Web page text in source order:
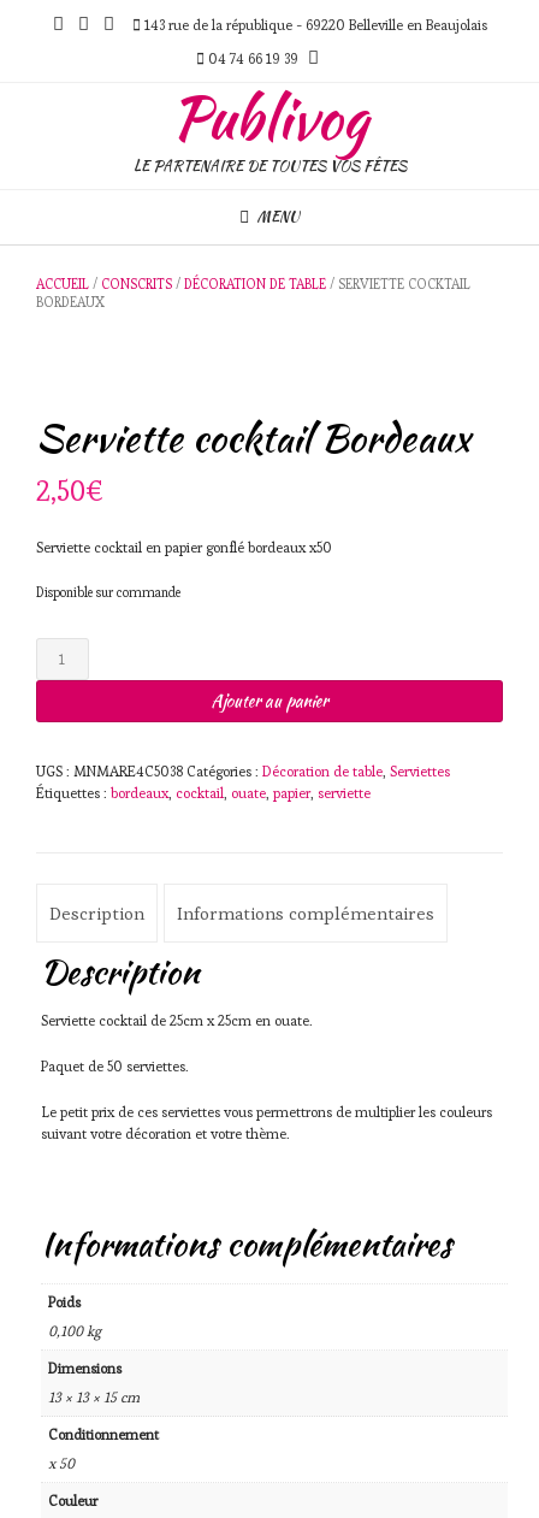
143 rue de la république - 69220 Belleville en Beaujolais
04 74 66 19 39
Publivog
LE PARTENAIRE DE TOUTES VOS FÊTES
MENU
ACCUEIL / CONSCRITS / DÉCORATION DE TABLE / SERVIETTE COCKTAIL
BORDEAUX
Serviette cocktail Bordeaux
2,50€
Serviette cocktail en papier gonflé bordeaux x50
Disponible sur commande
Ajouter au panier
UGS : MNMARE4C5038 Catégories : Décoration de table, Serviettes
Étiquettes : bordeaux, cocktail, ouate, papier, serviette
Description Informations complémentaires
Description
Serviette cocktail de 25cm x 25cm en ouate.
Paquet de 50 serviettes.
Le petit prix de ces serviettes vous permettrons de multiplier les couleurs
suivant votre décoration et votre thème.
Informations complémentaires
Poids
0,100 kg
Dimensions
13 × 13 × 15 cm
Conditionnement
x 50
Couleur